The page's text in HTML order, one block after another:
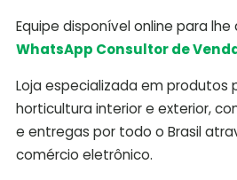
Equipe disponível online para
WhatsApp Consultor de
Loja especializada em produtos
horticultura interior e exterior,
e entregas por todo o Brasil
comércio eletrônico.